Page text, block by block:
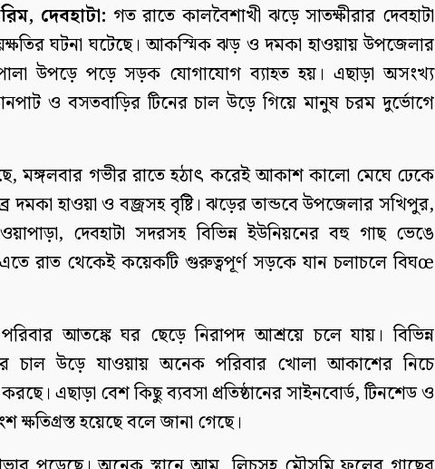
দেবহাটা: গত রাতে কালবৈশাখী ঝড়ে সাতক্ষীরার দেবহাটা
ঘটনা ঘটেছে। আকস্মিক ঝড় ও দমকা হাওয়ায় উপজেলার
উপড়ে পড়ে সড়ক যোগাযোগ ব্যাহত হয়। এছাড়া অসংখ্য
ও বসতবাড়ির টিনের চাল উড়ে গিয়ে মানুষ চরম দুর্ভোগে
মঙ্গলবার গভীর রাতে হঠাৎ করেই আকাশ কালো মেঘে ঢেকে
দমকা হাওয়া ও বজ্রসহ বৃষ্টি। ঝড়ের তান্ডবে উপজেলার সখিপুর,
দেবহাটা সদরসহ বিভিন্ন ইউনিয়নের বহু গাছ ভেঙে
রাত থেকেই কয়েকটি গুরুত্বপূর্ণ সড়কে যান চলাচলে বিঘœ
আতঙ্কে ঘর ছেড়ে নিরাপদ আশ্রয়ে চলে যায়। বিভিন্ন
চাল উড়ে যাওয়ায় অনেক পরিবার খোলা আকাশের নিচে
এছাড়া বেশ কিছু ব্যবসা প্রতিষ্ঠানের সাইনবোর্ড, টিনশেড ও
হয়েছে বলে জানা গেছে।